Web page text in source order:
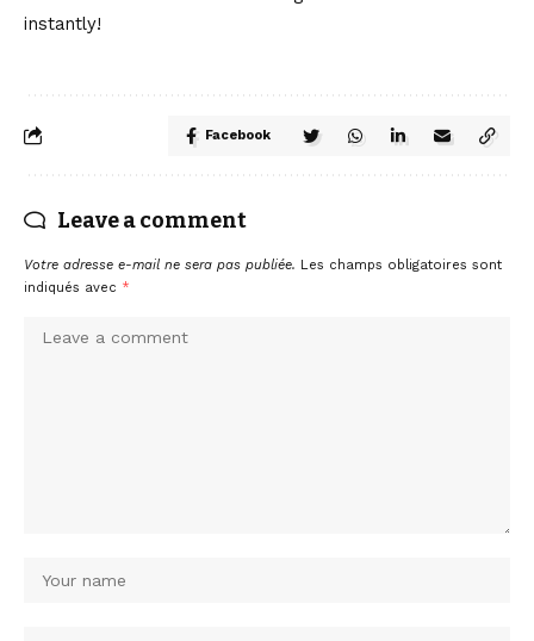
instantly!
Facebook
Leave a comment
Votre adresse e-mail ne sera pas publiée. Les champs obligatoires sont
indiqués avec *